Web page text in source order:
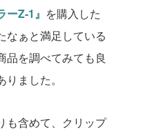
ーZ-1』 を購入した
なぁと満足している
品を調べてみても良
ました。
も含めて、クリップ